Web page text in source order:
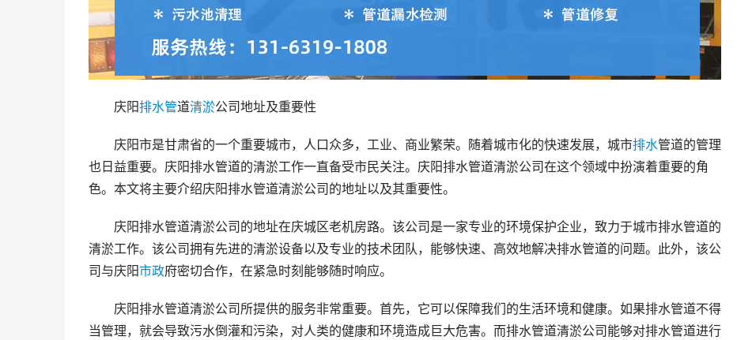
庆阳排水管道清淤公司地址及重要性
庆阳市是甘肃省的一个重要城市，人口众多，工业、商业繁荣。随着城市化的快速发展，城市排水管道的管理
也日益重要。庆阳排水管道的清淤工作一直备受市民关注。庆阳排水管道清淤公司在这个领域中扮演着重要的角
色。本文将主要介绍庆阳排水管道清淤公司的地址以及其重要性。
庆阳排水管道清淤公司的地址在庆城区老机房路。该公司是一家专业的环境保护企业，致力于城市排水管道的
清淤工作。该公司拥有先进的清淤设备以及专业的技术团队，能够快速、高效地解决排水管道的问题。此外，该公
司与庆阳市政府密切合作，在紧急时刻能够随时响应。
庆阳排水管道清淤公司所提供的服务非常重要。首先，它可以保障我们的生活环境和健康。如果排水管道不得
当管理，就会导致污水倒灌和污染，对人类的健康和环境造成巨大危害。而排水管道清淤公司能够对排水管道进行